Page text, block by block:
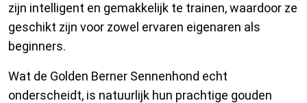
zijn intelligent en gemakkelijk te trainen, waardoor ze
geschikt zijn voor zowel ervaren eigenaren als
beginners.
Wat de Golden Berner Sennenhond echt
onderscheidt, is natuurlijk hun prachtige gouden